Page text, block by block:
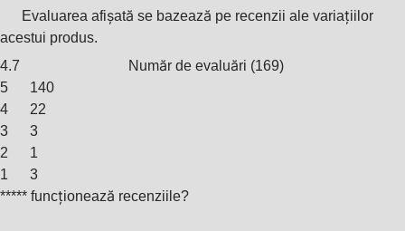
Evaluarea afișată se bazează pe recenzii ale variațiilor
acestui produs.
4.7
Număr de evaluări (169)
5
140
4
22
3
3
2
1
1
3
***** funcționează recenziile?